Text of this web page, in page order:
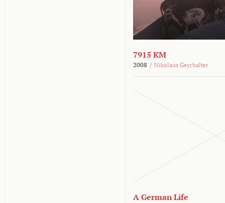
7915 KM
2008 / Nikolaus Geyrhalter
A German Life